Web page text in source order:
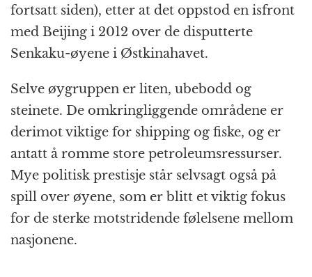
fortsatt siden), etter at det oppstod en isfront
med Beijing i 2012 over de disputterte
Senkaku-øyene i Østkinahavet.
Selve øygruppen er liten, ubebodd og
steinete. De omkringliggende områdene er
derimot viktige for shipping og fiske, og er
antatt å romme store petroleumsressurser.
Mye politisk prestisje står selvsagt også på
spill over øyene, som er blitt et viktig fokus
for de sterke motstridende følelsene mellom
nasjonene.